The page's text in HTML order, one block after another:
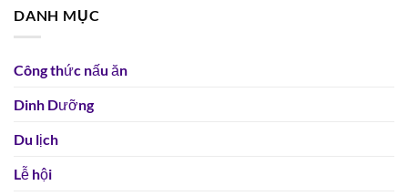
DANH MỤC
Công thức nấu ăn
Dinh Dưỡng
Du lịch
Lễ hội